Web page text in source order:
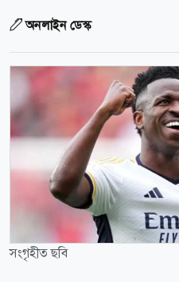
অনলাইন ডেস্ক
সংগৃহীত ছবি